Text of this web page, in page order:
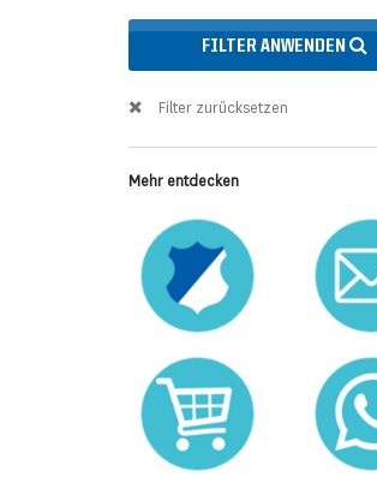
FILTER ANWENDEN
Filter zurücksetzen
Mehr entdecken